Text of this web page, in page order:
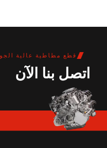
قطع مطاطية عالية
اتصل بنا الآن